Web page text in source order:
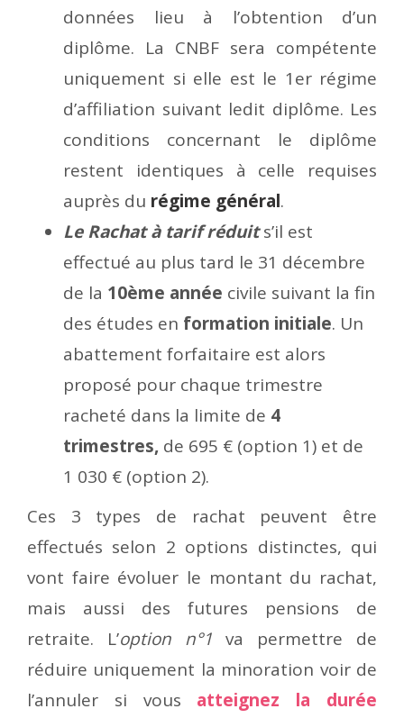
données lieu à l’obtention d’un
diplôme. La CNBF sera compétente
uniquement si elle est le 1er régime
d’affiliation suivant ledit diplôme. Les
conditions concernant le diplôme
restent identiques à celle requises
auprès du régime général.
Le Rachat à tarif réduits’il est
effectué au plus tard le 31 décembre
de la 10ème année civile suivant la fin
des études en formation initiale. Un
abattement forfaitaire est alors
proposé pour chaque trimestre
racheté dans la limite de 4
trimestres, de 695 € (option 1) et de
1 030 € (option 2).
Ces 3 types de rachat peuvent être
effectués selon 2 options distinctes, qui
vont faire évoluer le montant du rachat,
mais aussi des futures pensions de
retraite. L’option n°1 va permettre de
réduire uniquement la minoration voir de
l’annuler si vous atteignez la durée